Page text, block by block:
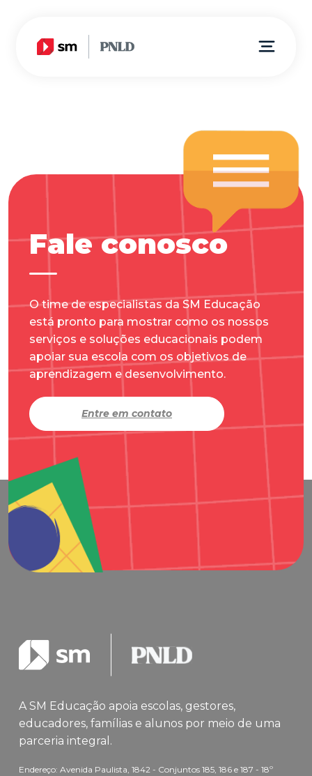
Fale conosco
O time de especialistas da SM Educação
está pronto para mostrar como os nossos
serviços e soluções educacionais podem
apoiar sua escola com os objetivos de
aprendizagem e desenvolvimento.
Entre em contato
A SM Educação apoia escolas, gestores,
educadores, famílias e alunos por meio de uma
parceria integral.
Endereço: Avenida Paulista, 1842 - Conjuntos 185, 186 e 187 - 18º